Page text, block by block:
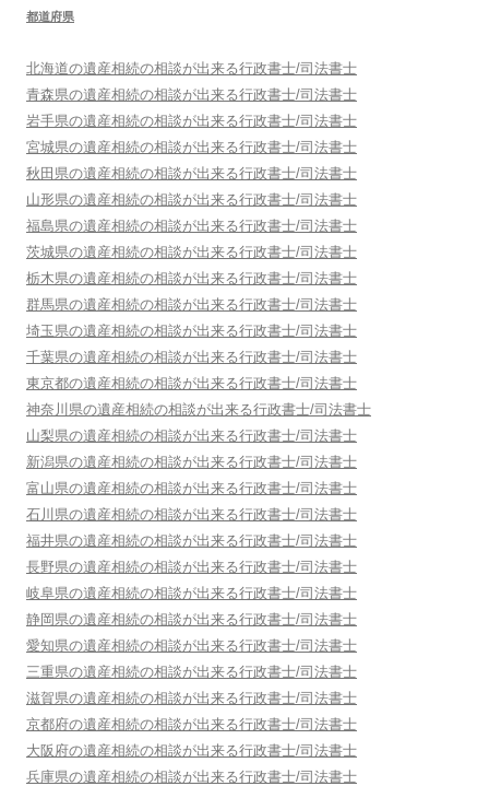
都道府県
北海道の遺産相続の相談が出来る行政書士/司法書士
青森県の遺産相続の相談が出来る行政書士/司法書士
岩手県の遺産相続の相談が出来る行政書士/司法書士
宮城県の遺産相続の相談が出来る行政書士/司法書士
秋田県の遺産相続の相談が出来る行政書士/司法書士
山形県の遺産相続の相談が出来る行政書士/司法書士
福島県の遺産相続の相談が出来る行政書士/司法書士
茨城県の遺産相続の相談が出来る行政書士/司法書士
栃木県の遺産相続の相談が出来る行政書士/司法書士
群馬県の遺産相続の相談が出来る行政書士/司法書士
埼玉県の遺産相続の相談が出来る行政書士/司法書士
千葉県の遺産相続の相談が出来る行政書士/司法書士
東京都の遺産相続の相談が出来る行政書士/司法書士
神奈川県の遺産相続の相談が出来る行政書士/司法書士
山梨県の遺産相続の相談が出来る行政書士/司法書士
新潟県の遺産相続の相談が出来る行政書士/司法書士
富山県の遺産相続の相談が出来る行政書士/司法書士
石川県の遺産相続の相談が出来る行政書士/司法書士
福井県の遺産相続の相談が出来る行政書士/司法書士
長野県の遺産相続の相談が出来る行政書士/司法書士
岐阜県の遺産相続の相談が出来る行政書士/司法書士
静岡県の遺産相続の相談が出来る行政書士/司法書士
愛知県の遺産相続の相談が出来る行政書士/司法書士
三重県の遺産相続の相談が出来る行政書士/司法書士
滋賀県の遺産相続の相談が出来る行政書士/司法書士
京都府の遺産相続の相談が出来る行政書士/司法書士
大阪府の遺産相続の相談が出来る行政書士/司法書士
兵庫県の遺産相続の相談が出来る行政書士/司法書士